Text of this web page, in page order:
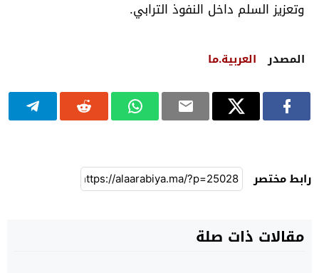
وتعزيز السلم داخل النفوذ الترابي.
المصدر العربية.ما
رابط مختصر
مقالات ذات صلة